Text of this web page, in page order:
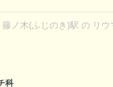
藤ノ木(ふじのき)駅 の リウ
科